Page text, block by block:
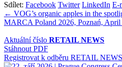
Sdílet: Facebook Twitter LinkedIn E-
Navigace
pro
příspěvek
← VOG’s organic apples in the
MARCA Poland 2026, Poznań,
Aktuální číslo RETAIL NEWS
Stáhnout PDF
Registrovat k odběru RETAIL NEWS